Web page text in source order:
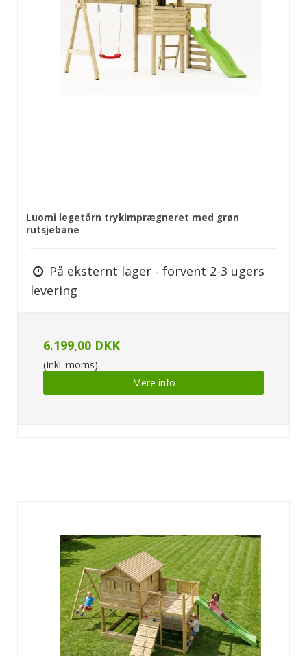
Luomi legetårn trykimprægneret med grøn
rutsjebane
På eksternt lager - forvent 2-3 ugers
levering
6.199,00 DKK
(Inkl. moms)
Mere info